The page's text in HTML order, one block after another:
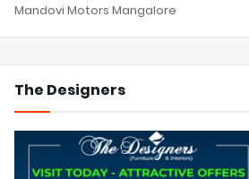
Mandovi Motors Mangalore
The Designers